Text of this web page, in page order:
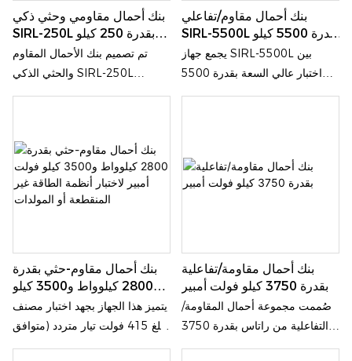
بنك أحمال مقاومي وحثي ذكي
SIRL-250L بقدرة 250 كيلو
فولت أمبير لاختبار المولدات
تم تصميم بنك الأحمال المقاوم
والحثي الذكي SIRL-250L
250kVA لإجراء اختبارات شاملة
التحتية الحيوية للطاقة.
بنك أحمال مقاوم/تفاعلي
SIRL-5500L بقدرة 5500 كيلو
فولت أمبير لاختبار المولدات،
وأنظمة الطاقة غير المنقطعة
(UPS)، وشبكات الكهرباء،
يجمع جهاز SIRL-5500L بين
اختبار عالي السعة بقدرة 5500
كيلو فولت أمبير، ومحاكاة حقيقية
بنك أحمال مقاوم-حثي بقدرة
2800 كيلوواط و3500 كيلو
فولت أمبير لاختبار أنظمة
الطاقة غير المنقطعة أو
المولدات
يتميز هذا الجهاز بجهد اختبار مصنف
يبلغ 415 فولت تيار متردد (متوافق
مع 400 فولت)، ويدعم ترددات
بنك أحمال مقاومة/تفاعلية
بقدرة 3750 كيلو فولت أمبير
صُممت مجموعة أحمال المقاومة/
التفاعلية من راتاس بقدرة 3750
كيلو فولت أمبير لمولدات الديزل